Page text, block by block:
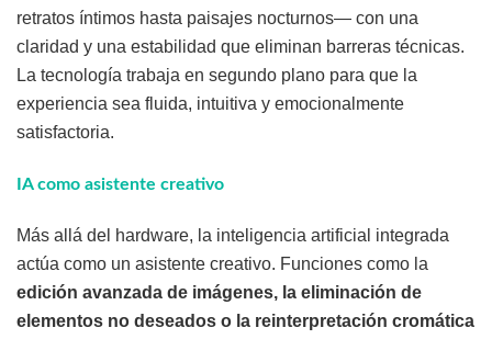
retratos íntimos hasta paisajes nocturnos— con una
claridad y una estabilidad que eliminan barreras técnicas.
La tecnología trabaja en segundo plano para que la
experiencia sea fluida, intuitiva y emocionalmente
satisfactoria.
IA como asistente creativo
Más allá del hardware, la inteligencia artificial integrada
actúa como un asistente creativo. Funciones como la
edición avanzada de imágenes, la eliminación de
elementos no deseados o la reinterpretación cromática